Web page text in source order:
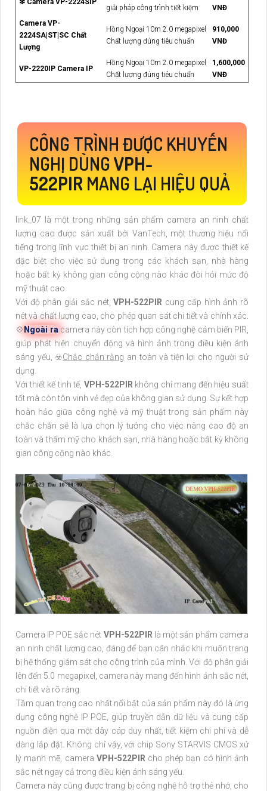
❇ Camera VP-2224SIP
giải pháp công trình tiết kiệm
VNĐ
Camera VP-
2224SA|ST|SC Chất
Lượng
Hồng Ngoại 10m 2.0 megapixel
Chất lượng đúng tiêu chuẩn
910,000
VNĐ
VP-2220IP Camera IP
Hồng Ngoại 10m 2.0 megapixel
Chất lượng đúng tiêu chuẩn
1,600,000
VNĐ
CÔNG TRÌNH ĐƯỢC KHUYẾN
NGHỊ DÙNGVPH-
522PIR MANG LẠI HIỆU QUẢ
link_07 là một trong những sản phẩm camera an ninh chất
lượng cao được sản xuất bởi VanTech, một thương hiệu nổi
tiếng trong lĩnh vực thiết bị an ninh. Camera này được thiết kế
đặc biệt cho việc sử dụng trong các khách sạn, nhà hàng
hoặc bất kỳ không gian công cộng nào khác đòi hỏi mức độ
mỹ thuật cao.
Với độ phân giải sắc nét,VPH-522PIR cung cấp hình ảnh rõ
nét và chất lượng cao, cho phép quan sát chi tiết và chính xác.
💠 Ngoài ra camera này còn tích hợp công nghệ cảm biến PIR,
giúp phát hiện chuyển động và hình ảnh trong điều kiện ánh
sáng yếu, ☣️Chắc chắn rằng an toàn và tiện lợi cho người sử
dụng.
Với thiết kế tinh tế, VPH-522PIR không chỉ mang đến hiệu suất
tốt mà còn tôn vinh vẻ đẹp của không gian sử dụng. Sự kết hợp
hoàn hảo giữa công nghệ và mỹ thuật trong sản phẩm này
chắc chắn sẽ là lựa chọn lý tưởng cho việc nâng cao độ an
toàn và thẩm mỹ cho khách sạn, nhà hàng hoặc bất kỳ không
gian công cộng nào khác.
Camera IP POE sắc nét VPH-522PIR là một sản phẩm camera
an ninh chất lượng cao, đáng để bạn cân nhắc khi muốn trang
bị hệ thống giám sát cho công trình của mình. Với độ phân giải
lên đến 5.0 megapixel, camera này mang đến hình ảnh sắc nét,
chi tiết và rõ ràng.
Tầm quan trọng cao nhất nổi bật của sản phẩm này đó là ứng
dụng công nghệ IP POE, giúp truyền dẫn dữ liệu và cung cấp
nguồn điện qua một dây cáp duy nhất, tiết kiệm chi phí và dễ
dàng lắp đặt. Không chỉ vậy, với chip Sony STARVIS CMOS xử
lý mạnh mẽ, camera VPH-522PIR cho phép bạn có hình ảnh
sắc nét ngay cả trong điều kiện ánh sáng yếu.
Camera này cũng được trang bị công nghệ hỗ trợ thẻ nhớ, cho